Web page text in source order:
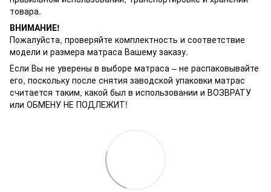
товара.
ВНИМАНИЕ!
Пожалуйста, проверяйте комплектность и соответствие
модели и размера матраса Вашему заказу.
Если Вы не уверены в выборе матраса – не распаковывайте
его, поскольку после снятия заводской упаковки матрас
считается таким, какой был в использовании и ВОЗВРАТУ
или ОБМЕНУ НЕ ПОДЛЕЖИТ!